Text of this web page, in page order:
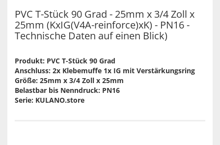
PVC T-Stück 90 Grad - 25mm x 3/4 Zoll x
25mm (KxIG(V4A-reinforce)xK) - PN16 -
Technische Daten auf einen Blick)
Produkt: PVC T-Stück 90 Grad
Anschluss: 2x Klebemuffe 1x IG mit Verstärkungsring
Größe: 25mm x 3/4 Zoll x 25mm
Belastbar bis Nenndruck: PN16
Serie: KULANO.store